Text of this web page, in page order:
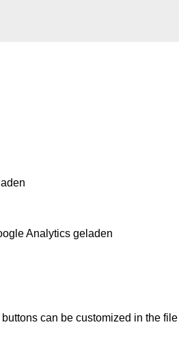
Analytics geladen
can be customized in the